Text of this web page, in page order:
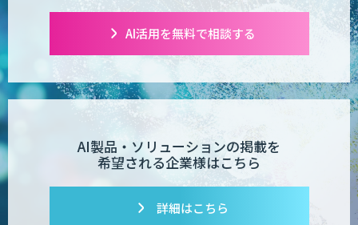
AI活用を無料で相談する
AI製品・ソリューションの掲載を
希望される企業様はこちら
詳細はこちら